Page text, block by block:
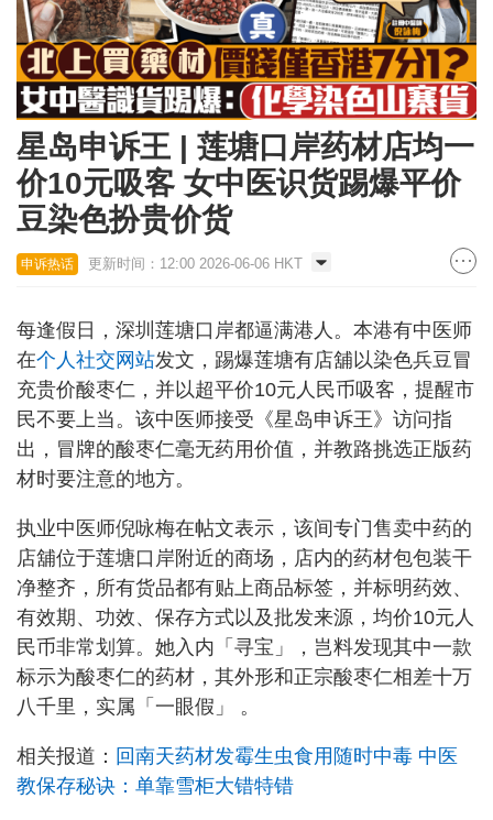
星岛申诉王 | 莲塘口岸药材店均一
价10元吸客 女中医识货踢爆平价
豆染色扮贵价货
申诉热话 更新时间：12:00 2026-06-06 HKT
每逢假日，深圳莲塘口岸都逼满港人。本港有中医师
在个人社交网站发文，踢爆莲塘有店舖以染色兵豆冒
充贵价酸枣仁，并以超平价10元人民币吸客，提醒市
民不要上当。该中医师接受《星岛申诉王》访问指
出，冒牌的酸枣仁毫无药用价值，并教路挑选正版药
材时要注意的地方。
执业中医师倪咏梅在帖文表示，该间专门售卖中药的
店舖位于莲塘口岸附近的商场，店内的药材包包装干
净整齐，所有货品都有贴上商品标签，并标明药效、
有效期、功效、保存方式以及批发来源，均价10元人
民币非常划算。她入内「寻宝」，岂料发现其中一款
标示为酸枣仁的药材，其外形和正宗酸枣仁相差十万
八千里，实属「一眼假」 。
相关报道： 回南天药材发霉生虫食用随时中毒 中医
教保存秘诀：单靠雪柜大错特错